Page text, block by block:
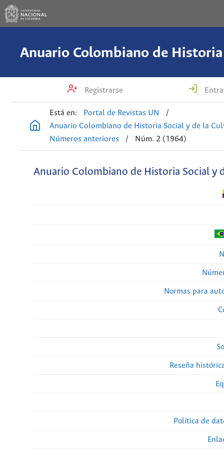
Registrarse
Está en: Portal de Revistas UN
/
Anuario Colombiano de Historia Social y de la
Números anteriores
/ Núm. 2 (1964)
Anuario Colombiano de Historia Social y
Normas para
Reseña
Política de